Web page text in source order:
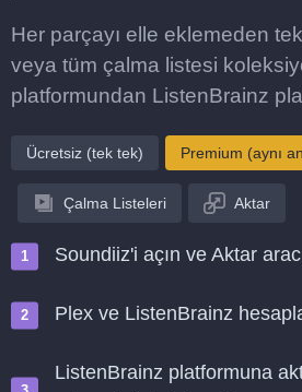
Her parçayı elle eklemeden
veya tüm çalma listesi
platformundan ListenBrainz
Ücretsiz (tek tek) Premium (aynı
Çalma Listeleri Aktar
Soundiiz'i açın ve Aktar
Plex ve ListenBrainz
ListenBrainz platformuna